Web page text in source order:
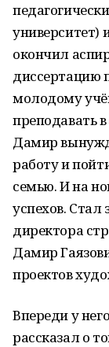
университет)
окончил
диссертацию
молодому
преподавать
Дамир
работу и
семью. И на
успехов. Стал
директора
Дамир
проектов
Впереди у
рассказал о